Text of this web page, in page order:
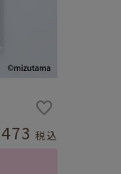
473 税込